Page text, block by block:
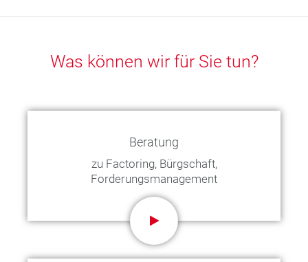
Was können wir für Sie tun?
Beratung
zu Factoring, Bürgschaft,
Forderungsmanagement